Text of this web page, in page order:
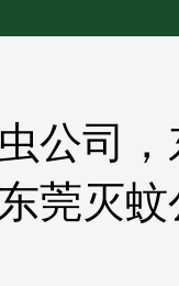
公司
莞灭